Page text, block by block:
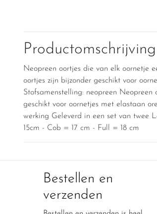
Productomschrijving
Neopreen oortjes die van elk oornetje
oortjes zijn bijzonder geschikt voor
Stofsamenstelling: neopreen
geschikt voor oornetjes met elastaan
werking Geleverd in een set van twee
15cm - Cob = 17 cm - Full = 18 cm
Bestellen en
verzenden